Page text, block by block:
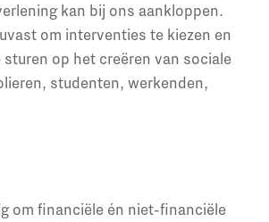
kan bij ons aankloppen.
om interventies te kiezen en
op het creëren van sociale
studenten, werkenden,
om financiële én niet-financiële